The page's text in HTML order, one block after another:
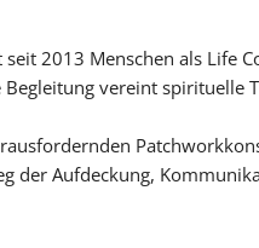
seit 2013 Menschen als
vereint spirituelle
der Aufdeckung,